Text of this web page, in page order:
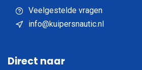
Veelgestelde vragen
info@kuipersnautic.nl
Direct naar